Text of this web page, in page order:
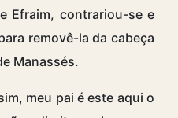
Efraim, contrariou-se e
removê-la da cabeça
Manassés.
meu pai é este aqui o